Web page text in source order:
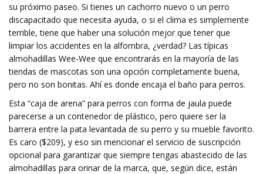
su próximo paseo. Si tienes un cachorro nuevo o un perro
discapacitado que necesita ayuda, o si el clima es simplemente
terrible, tiene que haber una solución mejor que tener que
limpiar los accidentes en la alfombra, ¿verdad? Las típicas
almohadillas Wee-Wee que encontrarás en la mayoría de las
tiendas de mascotas son una opción completamente buena,
pero no son bonitas. Ahí es donde encaja el baño para perros.
Esta “caja de arena” para perros con forma de jaula puede
parecerse a un contenedor de plástico, pero quiere ser la
barrera entre la pata levantada de su perro y su mueble favorito.
Es caro ($209), y eso sin mencionar el servicio de suscripción
opcional para garantizar que siempre tengas abastecido de las
almohadillas para orinar de la marca, que, según dice, están